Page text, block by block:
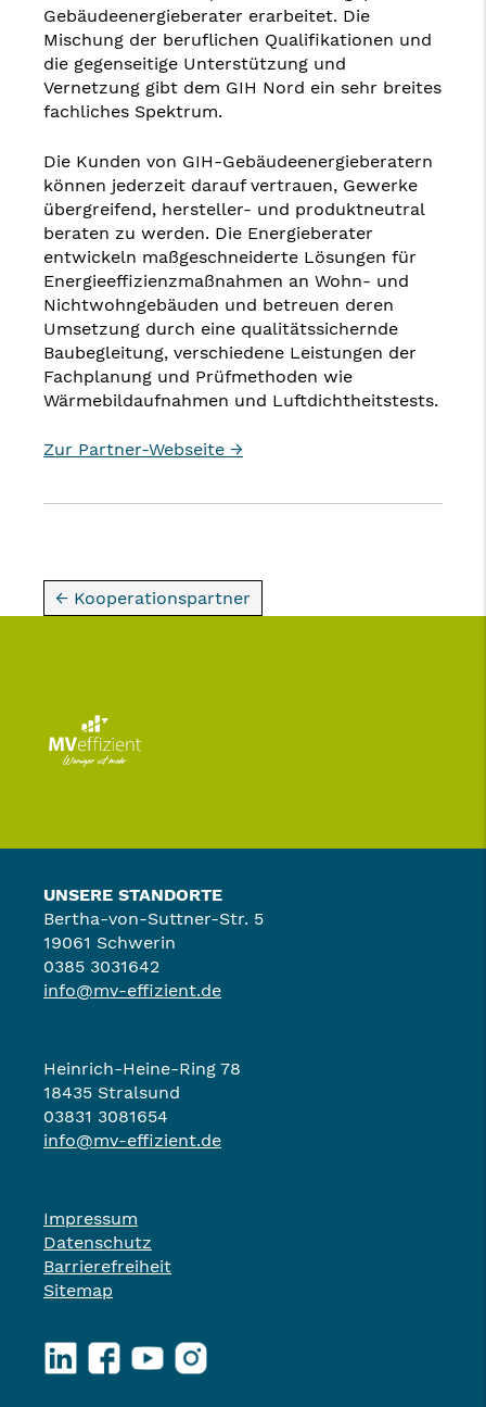
Gebäudeenergieberater erarbeitet. Die
Mischung der beruflichen Qualifikationen und
die gegenseitige Unterstützung und
Vernetzung gibt dem GIH Nord ein sehr breites
fachliches Spektrum.
Die Kunden von GIH-Gebäudeenergieberatern
können jederzeit darauf vertrauen, Gewerke
übergreifend, hersteller- und produktneutral
beraten zu werden. Die Energieberater
entwickeln maßgeschneiderte Lösungen für
Energieeffizienzmaßnahmen an Wohn- und
Nichtwohngebäuden und betreuen deren
Umsetzung durch eine qualitätssichernde
Baubegleitung, verschiedene Leistungen der
Fachplanung und Prüfmethoden wie
Wärmebildaufnahmen und Luftdichtheitstests.
Zur Partner-Webseite →
← Kooperationspartner
UNSERE STANDORTE
Bertha-von-Suttner-Str. 5
19061 Schwerin
0385 3031642
info@mv-effizient.de
Heinrich-Heine-Ring 78
18435 Stralsund
03831 3081654
info@mv-effizient.de
Impressum
Datenschutz
Barrierefreiheit
Sitemap
LinkedInFacebookYouTubeInstagram